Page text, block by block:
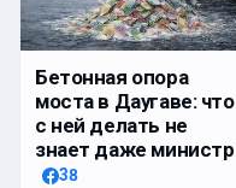
Бетонная опора
моста в Даугаве: что
с ней делать не
знает даже министр
38